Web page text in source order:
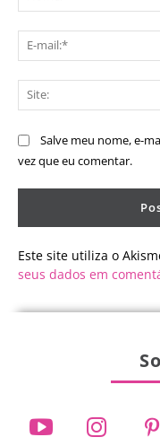
Salve meu nome, e-
vez que eu comentar.
Este site utiliza o
seus dados em